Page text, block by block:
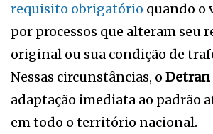
requisito obrigatório quando o
por processos que alteram seu
original ou sua condição de
Nessas circunstâncias, o Detran
adaptação imediata ao padrão
em todo o território nacional.